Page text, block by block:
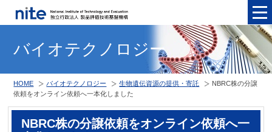
バイオテクノロジー
HOME バイオテクノロジー 生物遺伝資源の提供・寄託
NBRC株の分譲
依頼をオンライン依頼へ一本化しました
NBRC株の分譲依頼をオンライン依頼へ一